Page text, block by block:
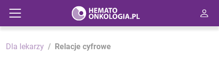
Dla lekarzy Relacje cyfrowe